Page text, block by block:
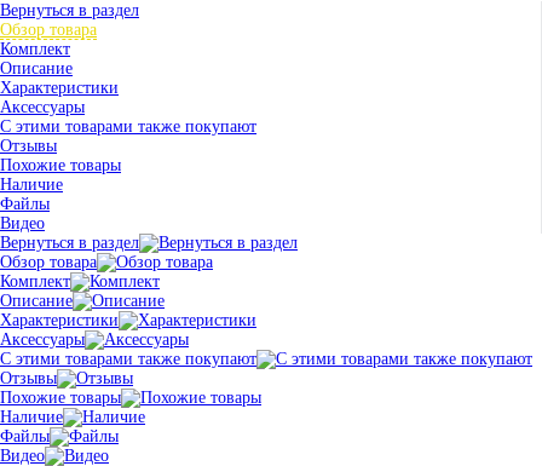
Вернуться в раздел
Обзор товара
Комплект
Описание
Характеристики
Аксессуары
С этими товарами также покупают
Отзывы
Похожие товары
Наличие
Файлы
Видео
Вернуться в раздел
Обзор товара
Комплект
Описание
Характеристики
Аксессуары
С этими товарами также покупают
Отзывы
Похожие товары
Наличие
Файлы
Видео